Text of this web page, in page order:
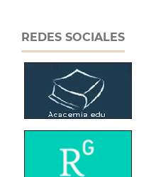
REDES SOCIALES